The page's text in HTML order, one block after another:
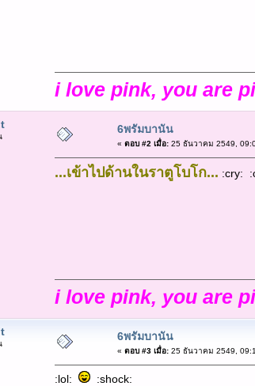
i love pink, you are
6พรัมบานัน
« ตอบ #2 เมื่อ:25 ธันวาคม 2549,
...เข้าไปด้านในราตูโบโก... :cry:
i love pink, you are
6พรัมบานัน
« ตอบ #3 เมื่อ:25 ธันวาคม 2549,
:lol: :shock: